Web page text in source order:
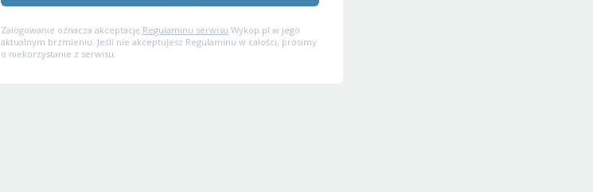
Zalogowanie oznacza akceptację Regulaminu serwisu Wykop.pl w jego
aktualnym brzmieniu. Jeśli nie akceptujesz Regulaminu w całości, prosimy
o niekorzystanie z serwisu.